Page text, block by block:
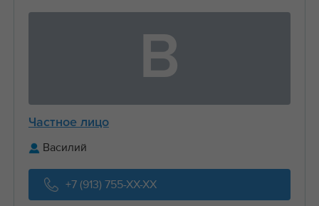
В
Частное лицо
Василий
+7 (913) 755-XX-XX